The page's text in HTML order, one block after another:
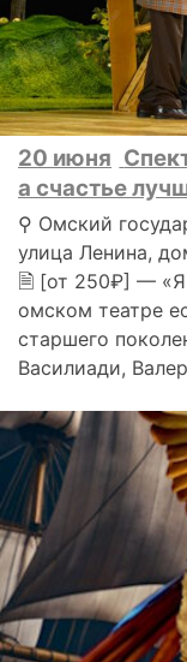
20 июня
а счастье
⚲ Омский
улица Ленина,
🗎 [от 250₽] — «Я
омском театре
старшего
Василиади,